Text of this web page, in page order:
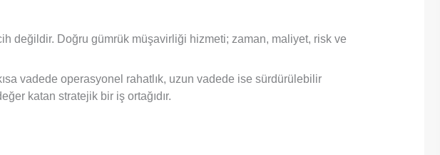
değildir. Doğru gümrük müşavirliği hizmeti; zaman, maliyet, risk ve
vadede operasyonel rahatlık, uzun vadede ise sürdürülebilir
katan stratejik bir iş ortağıdır.